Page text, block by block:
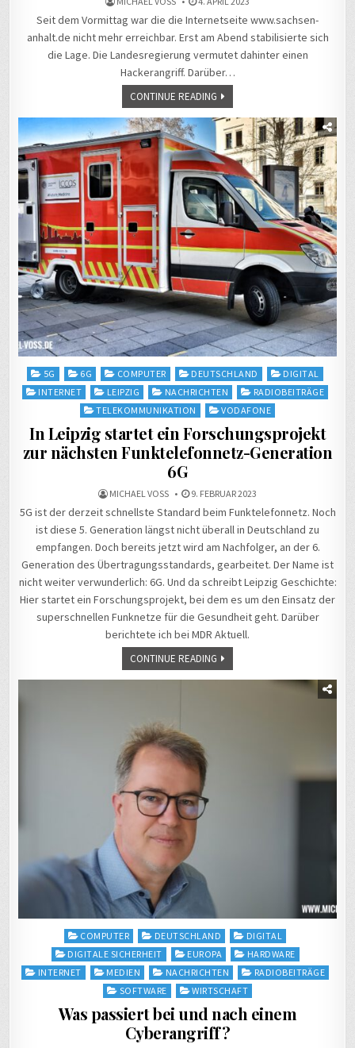
Seit dem Vormittag war die die Internetseite www.sachsen-
anhalt.de nicht mehr erreichbar. Erst am Abend stabilisierte sich
die Lage. Die Landesregierung vermutet dahinter einen
Hackerangriff. Darüber…
CONTINUE READING
Posted
in
5G 6G COMPUTER DEUTSCHLAND
DIGITAL
INTERNET
LEIPZIG NACHRICHTEN
RADIOBEITRÄGE
TELEKOMMUNIKATION
VODAFONE
In Leipzig startet ein Forschungsprojekt
zur nächsten Funktelefonnetz-Generation
6G
MICHAEL VOSS 9. FEBRUAR 2023
5G ist der derzeit schnellste Standard beim Funktelefonnetz. Noch
ist diese 5. Generation längst nicht überall in Deutschland zu
empfangen. Doch bereits jetzt wird am Nachfolger, an der 6.
Generation des Übertragungsstandards, gearbeitet. Der Name ist
nicht weiter verwunderlich: 6G. Und da schreibt Leipzig Geschichte:
Hier startet ein Forschungsprojekt, bei dem es um den Einsatz der
superschnellen Funknetze für die Gesundheit geht. Darüber
berichtete ich bei MDR Aktuell.
CONTINUE READING
Posted
in
COMPUTER DEUTSCHLAND
DIGITAL
DIGITALE SICHERHEIT
EUROPA
HARDWARE
INTERNET
MEDIEN NACHRICHTEN
RADIOBEITRÄGE
SOFTWARE
WIRTSCHAFT
Was passiert bei und nach einem
Cyberangriff?